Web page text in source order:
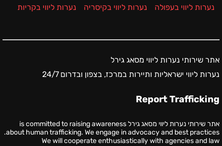
נערות ליווי בעפולה נערות ליווי בקיסריה נערות ליווי בקריות
אתר שירותי נערות ליווי מסאג גירל
נערות ליווי ישראליות ותיירות במרכז, בצפון ובדרום 24/7
Report Trafficking
אתר שירותי נערות ליווי מסאג גירל is committed to raising awareness
about human trafficking. We engage in advocacy and best practices.
We will cooperate enthusiastically with agencies and law